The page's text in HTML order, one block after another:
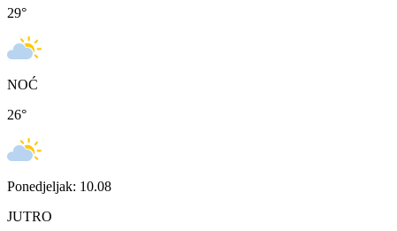
29°
NOĆ
26°
Ponedjeljak: 10.08
JUTRO